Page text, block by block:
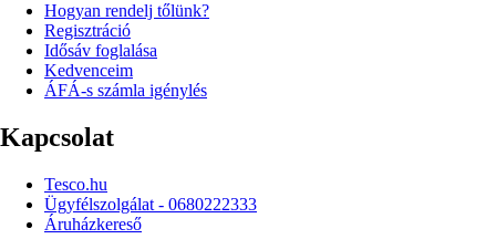
Hogyan rendelj tőlünk?
Regisztráció
Idősáv foglalása
Kedvenceim
ÁFÁ-s számla igénylés
Kapcsolat
Tesco.hu
Ügyfélszolgálat - 0680222333
Áruházkereső